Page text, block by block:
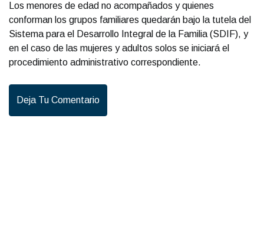
Los menores de edad no acompañados y quienes
conforman los grupos familiares quedarán bajo la tutela del
Sistema para el Desarrollo Integral de la Familia (SDIF), y
en el caso de las mujeres y adultos solos se iniciará el
procedimiento administrativo correspondiente.
Deja Tu Comentario